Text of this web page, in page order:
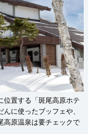
位置する「斑尾高原ホテ
に使ったブッフェや、
高原温泉は要チェックで